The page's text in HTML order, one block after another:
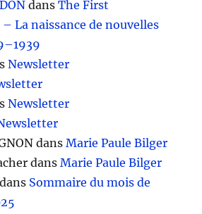
dansThe First
La naissance de nouvelles
Newsletter
Newsletter
dansMarie Paule Bilger
dansMarie Paule Bilger
dans Sommaire du mois de